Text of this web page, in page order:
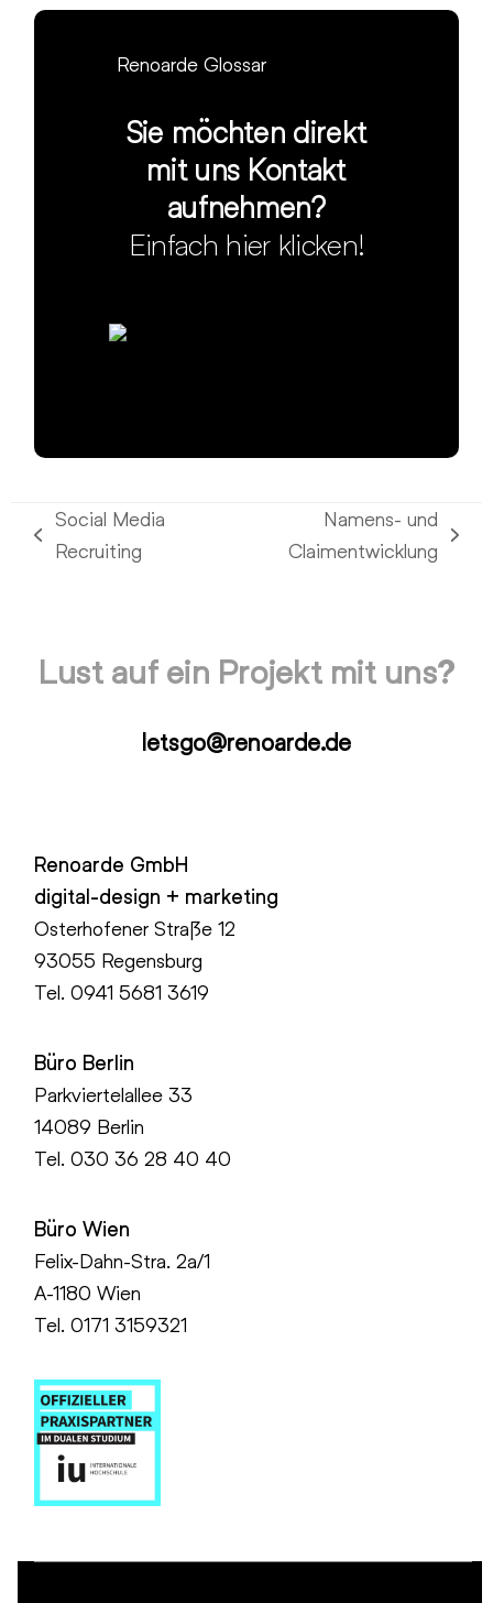
Renoarde Glossar
Sie möchten direkt
mit uns Kontakt
aufnehmen?
Einfach hier klicken!
vorheriger
Social Media
Recruiting
Nächster
Namens- und
Claimentwicklung
Lust auf ein Projekt mit uns?
letsgo@renoarde.de
Renoarde GmbH
digital-design + marketing
Osterhofener Straße 12
93055 Regensburg
Tel.0941 5681 3619
Büro Berlin
Parkviertelallee 33
14089 Berlin
Tel.030 36 28 40 40
Büro Wien
Felix-Dahn-Stra. 2a/1
A-1180 Wien
Tel. 0171 3159321